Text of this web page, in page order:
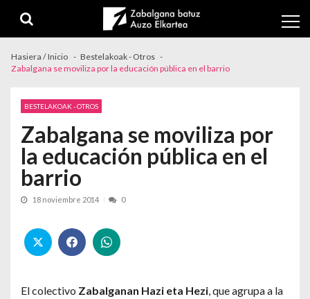
Hasiera / Inicio
Bestelakoak - Otros
Zabalgana se moviliza por la educación pública en el barrio
BESTELAKOAK - OTROS
Zabalgana se moviliza por
la educación pública en el
barrio
18 noviembre 2014 0
El colectivo Zabalganan Hazi eta Hezi, que agrupa a la